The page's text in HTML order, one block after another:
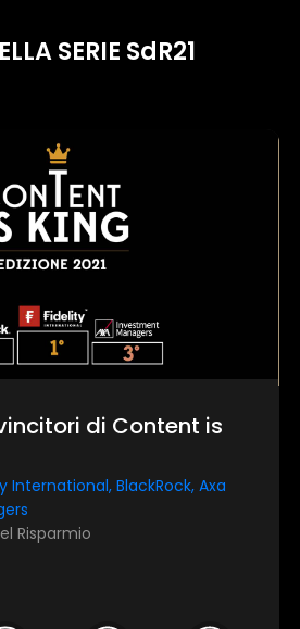
SERIE SdR21
di Content is
International, BlackRock, Axa
Risparmio